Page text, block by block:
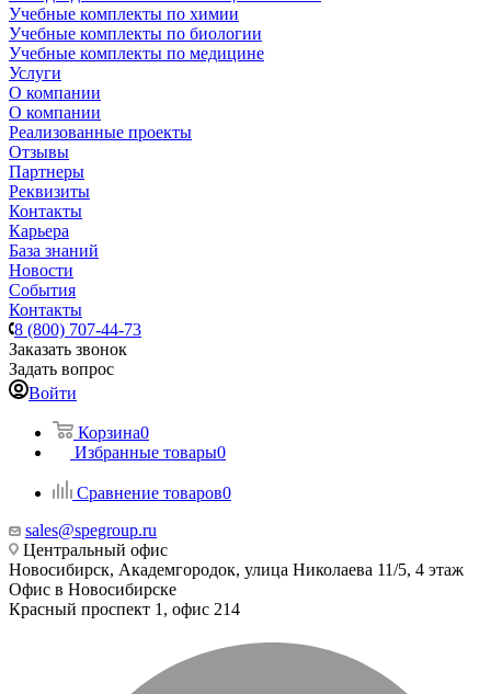
Учебные комплекты по химии
Учебные комплекты по биологии
Учебные комплекты по медицине
Услуги
О компании
О компании
Реализованные проекты
Отзывы
Партнеры
Реквизиты
Контакты
Карьера
База знаний
Новости
События
Контакты
8 (800) 707-44-73
Заказать звонок
Задать вопрос
Войти
Корзина0
Избранные товары0
Сравнение товаров0
sales@spegroup.ru
Центральный офис
Новосибирск, Академгородок, улица Николаева 11/5, 4 этаж
Офис в Новосибирске
Красный проспект 1, офис 214